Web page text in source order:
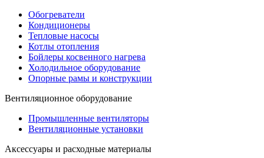
Обогреватели
Кондиционеры
Тепловые насосы
Котлы отопления
Бойлеры косвенного нагрева
Холодильное оборудование
Опорные рамы и конструкции
Вентиляционное оборудование
Промышленные вентиляторы
Вентиляционные установки
Аксессуары и расходные материалы